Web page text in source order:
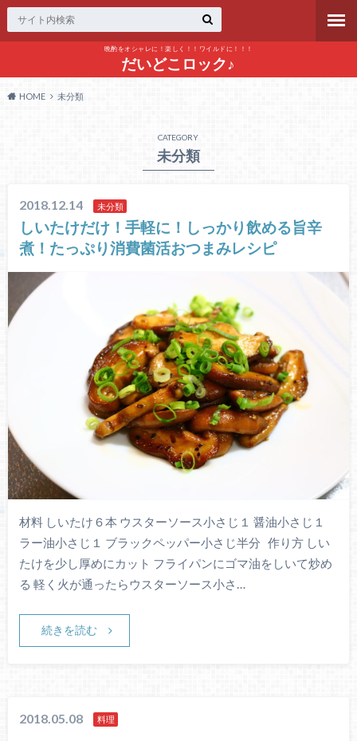
晩酌をオシャレに！楽しく！！ワイルドに！！！
だいどこロック♪
HOME 未分類
CATEGORY
未分類
2018.12.14 未分類
しいたけだけ！手軽に！しっかり飲める旨辛
煮！たっぷり消費菌活おつまみレシピ
材料 しいたけ６本 ウスターソース小さじ１ 醤油小さじ１
ラー油小さじ１ ブラックペッパー小さじ半分 作り方 しい
たけを少し厚めにカット フライパンにゴマ油をしいて炒め
る 軽く火が通ったらウスターソース小さ…
続きを読む
2018.05.08 料理